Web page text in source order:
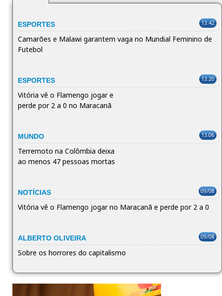
ESPORTES 13:42
Camarões e Malawi garantem vaga no Mundial Feminino de
Futebol
ESPORTES 13:20
Vitória vê o Flamengo jogar e
perde por 2 a 0 no Maracanã
MUNDO 13:06
Terremoto na Colômbia deixa
ao menos 47 pessoas mortas
NOTÍCIAS 09/08
Vitória vê o Flamengo jogar no Maracanã e perde por 2 a 0
ALBERTO OLIVEIRA 09/08
Sobre os horrores do capitalismo